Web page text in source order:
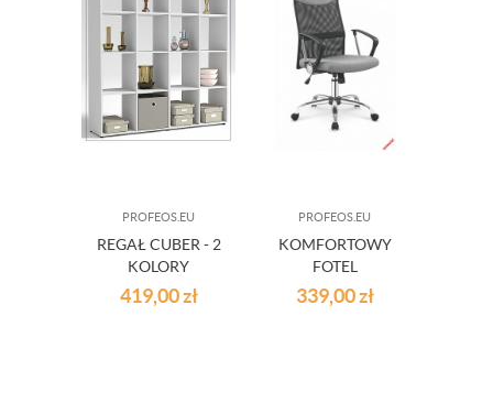
PROFEOS.EU
REGAŁ CUBER - 2
KOLORY
419,00zł
PROFEOS.EU
KOMFORTOWY
FOTEL
PRACOWNICZY
PIKSI
339,00zł